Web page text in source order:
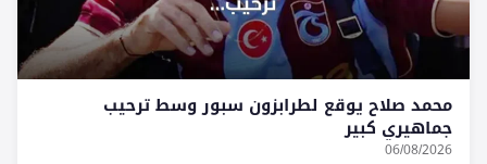
محمد صلاح يوقع لطرابزون سبور وسط ترحيب
جماهيري كبير
06/08/2026